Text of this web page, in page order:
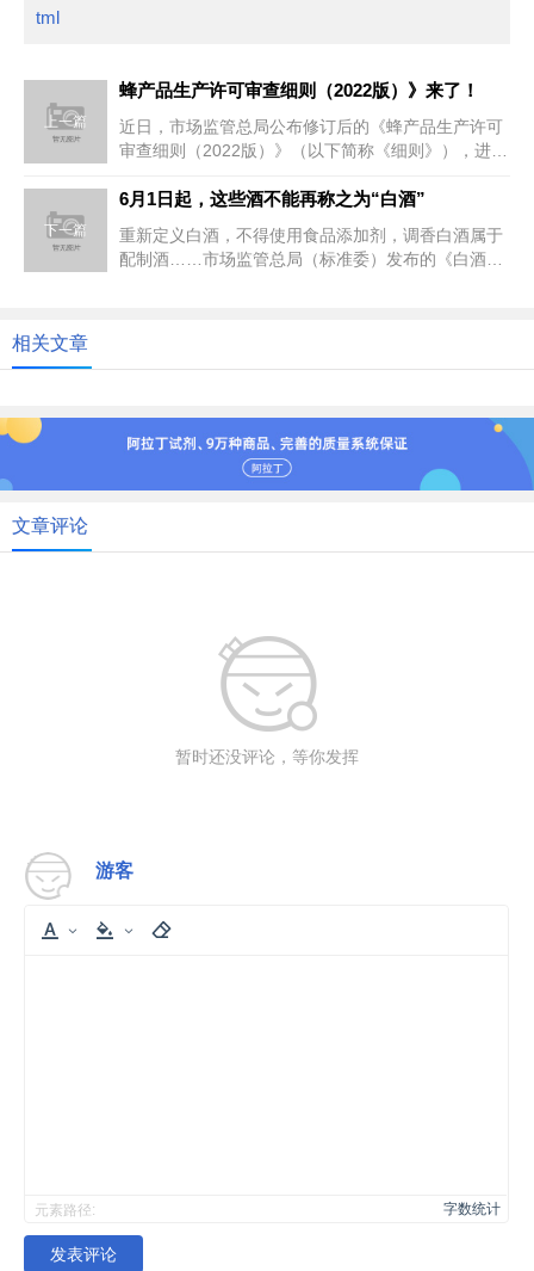
tml
上一篇
蜂产品生产许可审查细则（2022版）》来了！
近日，市场监管总局公布修订后的《蜂产品生产许可
审查细则（2022版）》（以下简称《细则》），进一
下一篇
6月1日起，这些酒不能再称之为“白酒”
重新定义白酒，不得使用食品添加剂，调香白酒属于
配制酒……市场监管总局（标准委）发布的《白酒工
相关文章
文章评论
暂时还没评论，等你发挥
游客
元素路径: 字数统计
发表评论